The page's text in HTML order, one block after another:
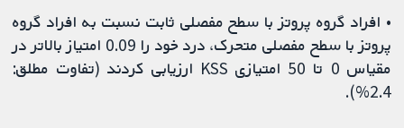
• افراد گروه پروتز با سطح مفصلی ثابت نسبت به افراد گروه
پروتز با سطح مفصلی متحرک، درد خود را 0.09 امتیاز بالاتر در
مقیاس 0 تا 50 امتیازی KSS ارزیابی کردند (تفاوت مطلق:
2.4%).